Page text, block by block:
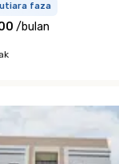
faza
/bulan